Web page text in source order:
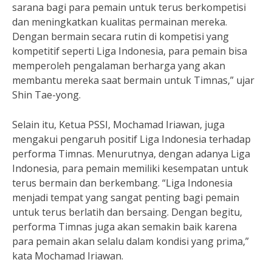
sarana bagi para pemain untuk terus berkompetisi
dan meningkatkan kualitas permainan mereka.
Dengan bermain secara rutin di kompetisi yang
kompetitif seperti Liga Indonesia, para pemain bisa
memperoleh pengalaman berharga yang akan
membantu mereka saat bermain untuk Timnas,” ujar
Shin Tae-yong.
Selain itu, Ketua PSSI, Mochamad Iriawan, juga
mengakui pengaruh positif Liga Indonesia terhadap
performa Timnas. Menurutnya, dengan adanya Liga
Indonesia, para pemain memiliki kesempatan untuk
terus bermain dan berkembang. “Liga Indonesia
menjadi tempat yang sangat penting bagi pemain
untuk terus berlatih dan bersaing. Dengan begitu,
performa Timnas juga akan semakin baik karena
para pemain akan selalu dalam kondisi yang prima,”
kata Mochamad Iriawan.